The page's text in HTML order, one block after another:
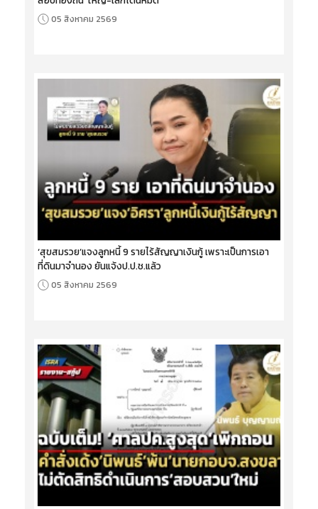
05 สิงหาคม 2569
‘สุขสมรวย’แจงลูกหนี้ 9 รายไร้สัญญาเงินกู้ เพราะเป็นการเอา
ที่ดินมาจำนอง ยันแจ้งป.ป.ช.แล้ว
05 สิงหาคม 2569